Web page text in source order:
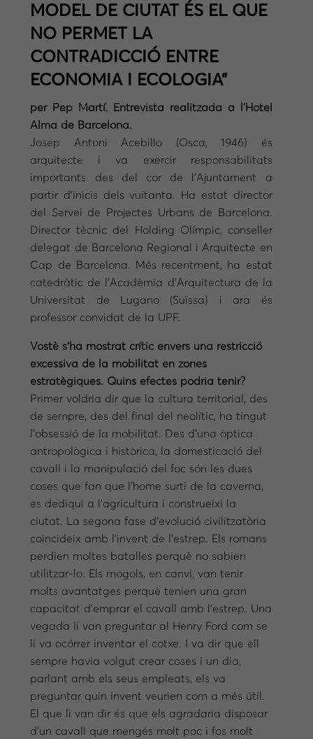
MODEL DE CIUTAT ÉS EL QUE
NO PERMET LA
CONTRADICCIÓ ENTRE
ECONOMIA I ECOLOGIA”
per Pep Martí. Entrevista realitzada a l’Hotel
Alma de Barcelona.
Josep Antoni Acebillo (Osca, 1946) és
arquitecte i va exercir responsabilitats
importants des del cor de l’Ajuntament a
partir d’inicis dels vuitanta. Ha estat director
del Servei de Projectes Urbans de Barcelona.
Director tècnic del Holding Olímpic, conseller
delegat de Barcelona Regional i Arquitecte en
Cap de Barcelona. Més recentment, ha estat
catedràtic de l’Acadèmia d’Arquitectura de la
Universitat de Lugano (Suïssa) i ara és
professor convidat de la UPF.
Vostè s’ha mostrat crític envers una restricció
excessiva de la mobilitat en zones
estratègiques. Quins efectes podria tenir?
Primer voldria dir que la cultura territorial, des
de sempre, des del final del neolític, ha tingut
l’obsessió de la mobilitat. Des d’una òptica
antropològica i històrica, la domesticació del
cavall i la manipulació del foc són les dues
coses que fan que l’home surti de la caverna,
es dediqui a l’agricultura i construeixi la
ciutat. La segona fase d’evolució civilitzatòria
coincideix amb l’invent de l’estrep. Els romans
perdien moltes batalles perquè no sabien
utilitzar-lo. Els mogols, en canvi, van tenir
molts avantatges perquè tenien una gran
capacitat d’emprar el cavall amb l’estrep. Una
vegada li van preguntar al Henry Ford com se
li va ocórrer inventar el cotxe. I va dir que ell
sempre havia volgut crear coses i un dia,
parlant amb els seus empleats, els va
preguntar quin invent veurien com a més útil.
El que li van dir és que els agradaria disposar
d’un cavall que mengés molt poc i fos molt